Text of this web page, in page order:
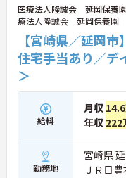
医療法人隆誠会 延岡保養
療法人隆誠会 延岡保養園
【宮崎県／延岡
住宅手当あり／デ
＞
給料
月収
年収 222
勤務地
宮崎県
ＪＲ日